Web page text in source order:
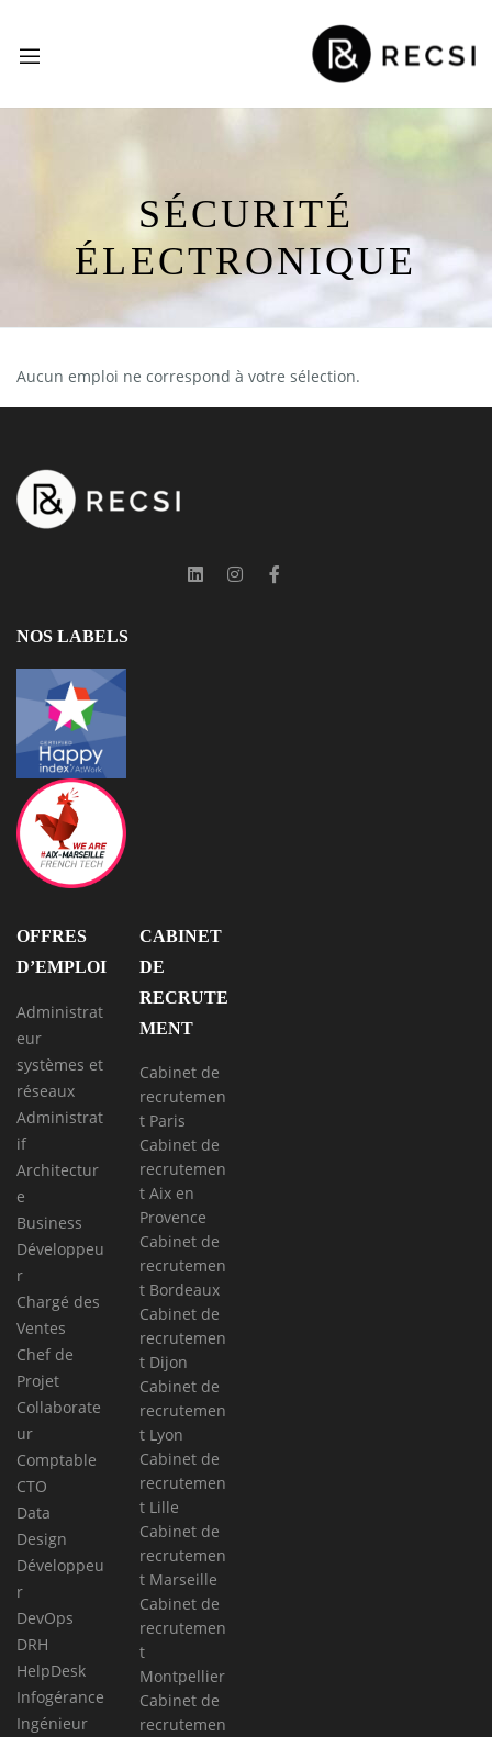
SÉCURITÉ
ÉLECTRONIQUE
Aucun emploi ne correspond à votre sélection.
NOS LABELS
OFFRES
D’EMPLOI
Administrat
eur
systèmes et
réseaux
Administrat
if
Architectur
e
Business
Développeu
r
Chargé des
Ventes
Chef de
Projet
Collaborate
ur
Comptable
CTO
Data
Design
Développeu
r
DevOps
DRH
HelpDesk
Infogérance
Ingénieur
CABINET
DE
RECRUTE
MENT
Cabinet de
recrutemen
t Paris
Cabinet de
recrutemen
t Aix en
Provence
Cabinet de
recrutemen
t Bordeaux
Cabinet de
recrutemen
t Dijon
Cabinet de
recrutemen
t Lyon
Cabinet de
recrutemen
t Lille
Cabinet de
recrutemen
t Marseille
Cabinet de
recrutemen
t
Montpellier
Cabinet de
recrutemen